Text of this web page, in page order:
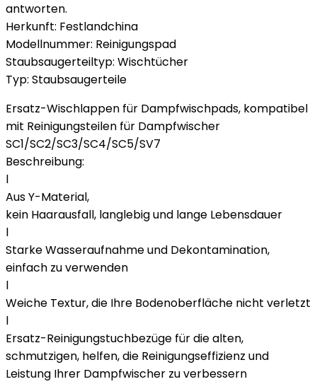
antworten.
Herkunft: Festlandchina
Modellnummer: Reinigungspad
Staubsaugerteiltyp: Wischtücher
Typ: Staubsaugerteile
Ersatz-Wischlappen für Dampfwischpads, kompatibel
mit Reinigungsteilen für Dampfwischer
SC1/SC2/SC3/SC4/SC5/SV7
Beschreibung:
l
Aus Y-Material,
kein Haarausfall, langlebig und lange Lebensdauer
l
Starke Wasseraufnahme und Dekontamination,
einfach zu verwenden
l
Weiche Textur, die Ihre Bodenoberfläche nicht verletzt
l
Ersatz-Reinigungstuchbezüge für die alten,
schmutzigen, helfen, die Reinigungseffizienz und
Leistung Ihrer Dampfwischer zu verbessern